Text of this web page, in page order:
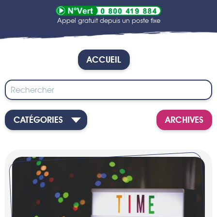
LA PERSONNE
Appel gratuit depuis un poste fixe
ACCUEIL
CATÉGORIES ARCHIVES